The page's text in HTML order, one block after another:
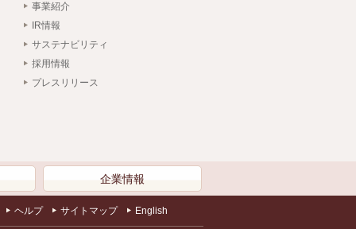
事業紹介
IR情報
サステナビリティ
採用情報
プレスリリース
企業情報
ヘルプ サイトマップ English